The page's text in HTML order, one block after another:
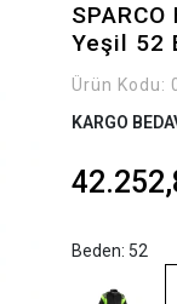
Yeşil 52
Ürün Kodu:
KARGO
Beden: 52